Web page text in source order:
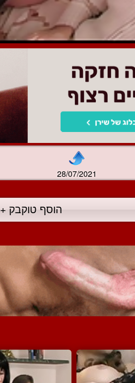
28/07/2021
הוסף טוקבק +